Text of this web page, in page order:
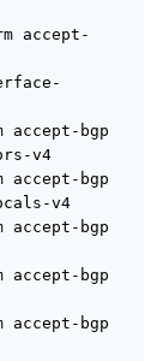
на 10
не
так же
пакетами
bgp: . ack 19
P 1:20(19)